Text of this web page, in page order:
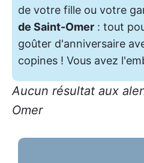
de votre fille ou votre
de Saint-Omer : tout
goûter d'anniversaire
copines ! Vous avez
Aucun résultat aux
Omer